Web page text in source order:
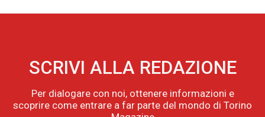
SCRIVI ALLA REDAZIONE
Per dialogare con noi, ottenere informazioni e
scoprire come entrare a far parte del mondo di Torino